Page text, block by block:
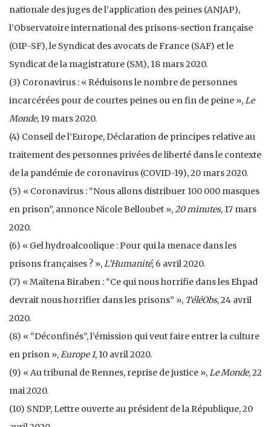
nationale des juges de l’application des peines (ANJAP),
l’Observatoire international des prisons-section française
(OIP-SF), le Syndicat des avocats de France (SAF) et le
Syndicat de la magistrature (SM), 18 mars 2020.
(3) Coronavirus : « Réduisons le nombre de personnes
incarcérées pour de courtes peines ou en fin de peine », Le
Monde, 19 mars 2020.
(4) Conseil de l’Europe, Déclaration de principes relative au
traitement des personnes privées de liberté dans le contexte
de la pandémie de coronavirus (COVID-19), 20 mars 2020.
(5) « Coronavirus : “Nous allons distribuer 100 000 masques
en prison”, annonce Nicole Belloubet », 20 minutes, 17 mars
2020.
(6) « Gel hydroalcoolique : Pour qui la menace dans les
prisons françaises ? », L’Humanité, 6 avril 2020.
(7) « Maïtena Biraben : “Ce qui nous horrifie dans les Ehpad
devrait nous horrifier dans les prisons” », TéléObs, 24 avril
2020.
(8) « “Déconfinés”, l’émission qui veut faire entrer la culture
en prison », Europe 1, 10 avril 2020.
(9) « Au tribunal de Rennes, reprise de justice », Le Monde, 22
mai 2020.
(10) SNDP, Lettre ouverte au président de la République, 20